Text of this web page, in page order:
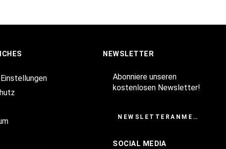
NEWSLETTER
Abonniere unseren
kostenlosen Newsletter!
NEWSLETTERANMELDUNG
SOCIAL MEDIA